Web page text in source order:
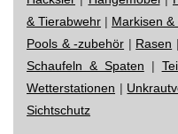
& Tierabwehr | Markisen
Pools & -zubehör | Rasen |
Schaufeln & Spaten |
Wetterstationen |
Sichtschutz